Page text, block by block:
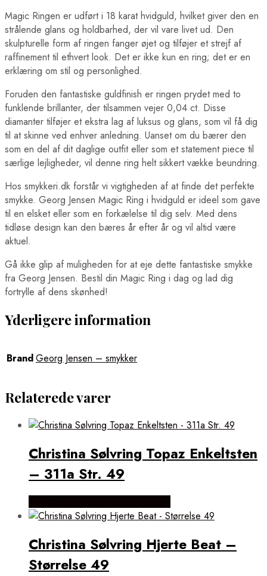
Magic Ringen er udført i 18 karat hvidguld, hvilket giver den en
strålende glans og holdbarhed, der vil vare livet ud. Den
skulpturelle form af ringen fanger øjet og tilføjer et strejf af
raffinement til ethvert look. Det er ikke kun en ring; det er en
erklæring om stil og personlighed.
Foruden den fantastiske guldfinish er ringen prydet med to
funklende brillanter, der tilsammen vejer 0,04 ct. Disse
diamanter tilføjer et ekstra lag af luksus og glans, som vil få dig
til at skinne ved enhver anledning. Uanset om du bærer den
som en del af dit daglige outfit eller som et statement piece til
særlige lejligheder, vil denne ring helt sikkert vække beundring.
Hos smykkeri.dk forstår vi vigtigheden af at finde det perfekte
smykke. Georg Jensen Magic Ring i hvidguld er ideel som gave
til en elsket eller som en forkælelse til dig selv. Med dens
tidløse design kan den bæres år efter år og vil altid være
aktuel.
Gå ikke glip af muligheden for at eje dette fantastiske smykke
fra Georg Jensen. Bestil din Magic Ring i dag og lad dig
fortrylle af dens skønhed!
Yderligere information
BrandGeorg Jensen – smykker
Relaterede varer
Christina Sølvring Topaz Enkeltsten
– 311a Str. 49
Christina Sølvring Hjerte Beat –
Størrelse 49